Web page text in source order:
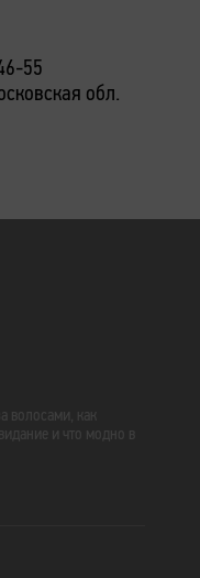
55
обл.
волосами, как
и что модно в